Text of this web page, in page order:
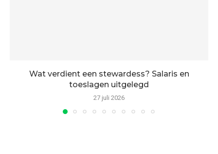
Wat verdient een stewardess? Salaris en
toeslagen uitgelegd
27 juli 2026